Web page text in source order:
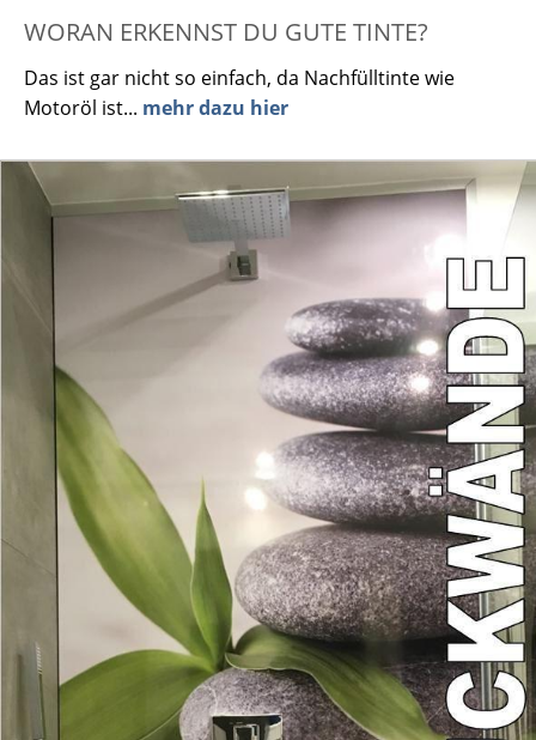
WORAN ERKENNST DU GUTE TINTE?
Das ist gar nicht so einfach, da Nachfülltinte wie
Motoröl ist... mehr dazu hier